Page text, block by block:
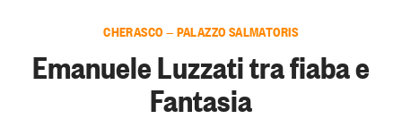
CHERASCO — PALAZZO SALMATORIS
Emanuele Luzzati tra fiaba e
Fantasia